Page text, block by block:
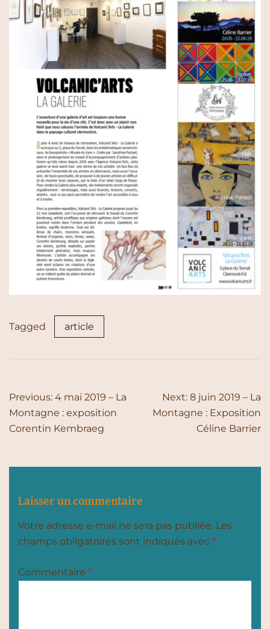
Tagged article
Navigation
de
l’article
Previous: 4 mai 2019 – La
Montagne : exposition
Corentin Kembraeg
Next: 8 juin 2019 – La
Montagne : Exposition
Céline Barrier
Laisser un commentaire
Votre adresse e-mail ne sera pas publiée. Les
champs obligatoires sont indiqués avec *
Commentaire *